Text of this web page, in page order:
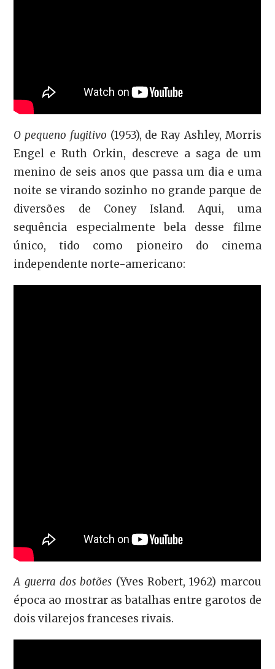
O pequeno fugitivo (1953), de Ray Ashley, Morris
Engel e Ruth Orkin, descreve a saga de um
menino de seis anos que passa um dia e uma
noite se virando sozinho no grande parque de
diversões de Coney Island. Aqui, uma
sequência especialmente bela desse filme
único, tido como pioneiro do cinema
independente norte-americano:
A guerra dos botões (Yves Robert, 1962) marcou
época ao mostrar as batalhas entre garotos de
dois vilarejos franceses rivais.